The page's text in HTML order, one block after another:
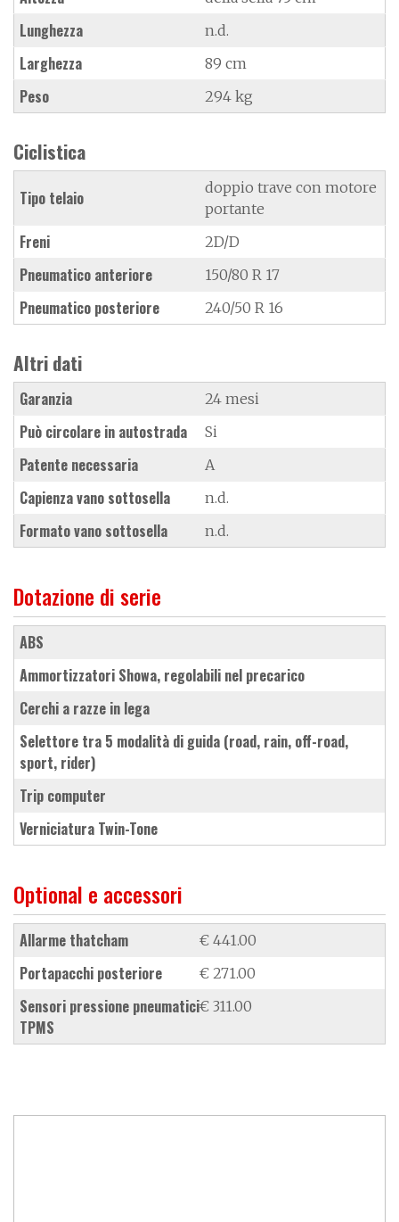
Lunghezza n.d.
Larghezza 89 cm
Peso 294 kg
Ciclistica
Tipo telaio
doppio trave con motore
portante
Freni 2D/D
Pneumatico anteriore 150/80 R 17
Pneumatico posteriore 240/50 R 16
Altri dati
Garanzia 24 mesi
Può circolare in autostrada Si
Patente necessaria A
Capienza vano sottosella n.d.
Formato vano sottosella n.d.
Dotazione di serie
ABS
ammortizzatori Showa, regolabili nel precarico
cerchi a razze in lega
selettore tra 5 modalità di guida (road, rain, off-road,
sport, rider)
trip computer
verniciatura Twin-Tone
Optional e accessori
allarme thatcham € 441.00
portapacchi posteriore € 271.00
sensori pressione pneumatici
TPMS
€ 311.00